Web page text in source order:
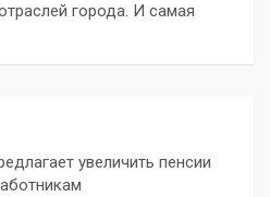
города. И самая
увеличить пенсии